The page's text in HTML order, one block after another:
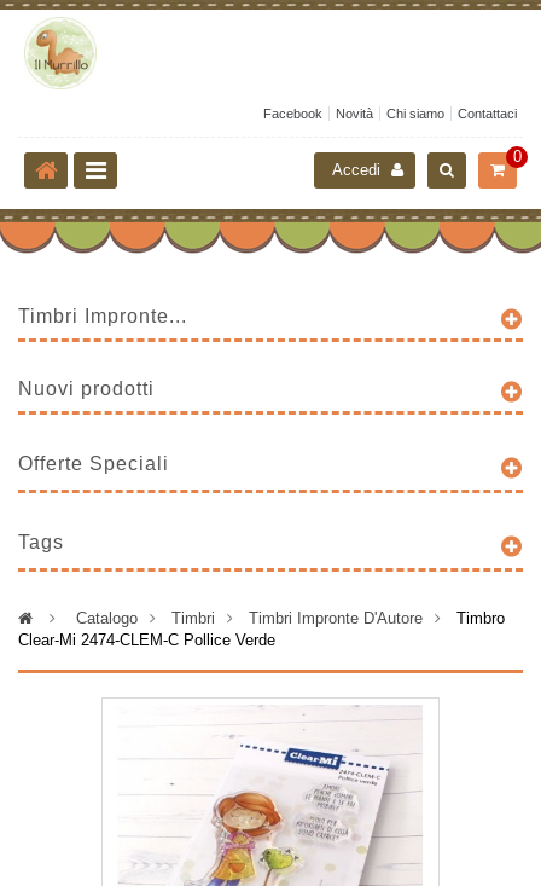
Facebook Novità Chi siamo Contattaci
0
Accedi
Timbri Impronte...
Nuovi prodotti
Offerte Speciali
Tags
> Catalogo > Timbri > Timbri Impronte D'Autore >
Timbro
Clear-Mi 2474-CLEM-C Pollice Verde